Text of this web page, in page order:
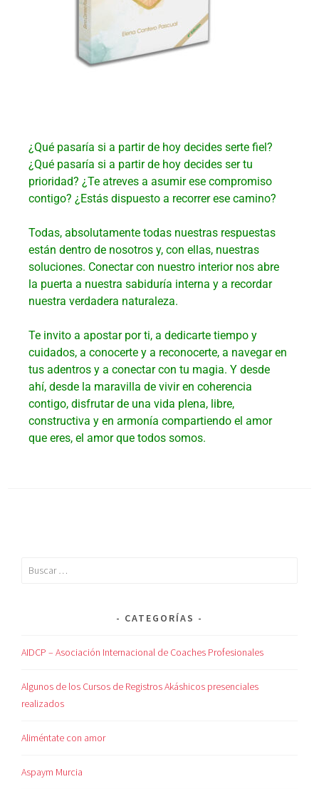
¿Qué pasaría si a partir de hoy decides serte fiel?
¿Qué pasaría si a partir de hoy decides ser tu
prioridad? ¿Te atreves a asumir ese compromiso
contigo? ¿Estás dispuesto a recorrer ese camino?
Todas, absolutamente todas nuestras respuestas
están dentro de nosotros y, con ellas, nuestras
soluciones. Conectar con nuestro interior nos abre
la puerta a nuestra sabiduría interna y a recordar
nuestra verdadera naturaleza.
Te invito a apostar por ti, a dedicarte tiempo y
cuidados, a conocerte y a reconocerte, a navegar en
tus adentros y a conectar con tu magia. Y desde
ahí, desde la maravilla de vivir en coherencia
contigo, disfrutar de una vida plena, libre,
constructiva y en armonía compartiendo el amor
que eres, el amor que todos somos.
CATEGORÍAS
AIDCP – Asociación Internacional de Coaches Profesionales
Algunos de los Cursos de Registros Akáshicos presenciales
realizados
Aliméntate con amor
Aspaym Murcia